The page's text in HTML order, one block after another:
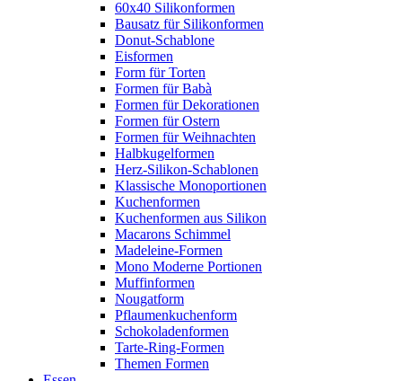
60x40 Silikonformen
Bausatz für Silikonformen
Donut-Schablone
Eisformen
Form für Torten
Formen für Babà
Formen für Dekorationen
Formen für Ostern
Formen für Weihnachten
Halbkugelformen
Herz-Silikon-Schablonen
Klassische Monoportionen
Kuchenformen
Kuchenformen aus Silikon
Macarons Schimmel
Madeleine-Formen
Mono Moderne Portionen
Muffinformen
Nougatform
Pflaumenkuchenform
Schokoladenformen
Tarte-Ring-Formen
Themen Formen